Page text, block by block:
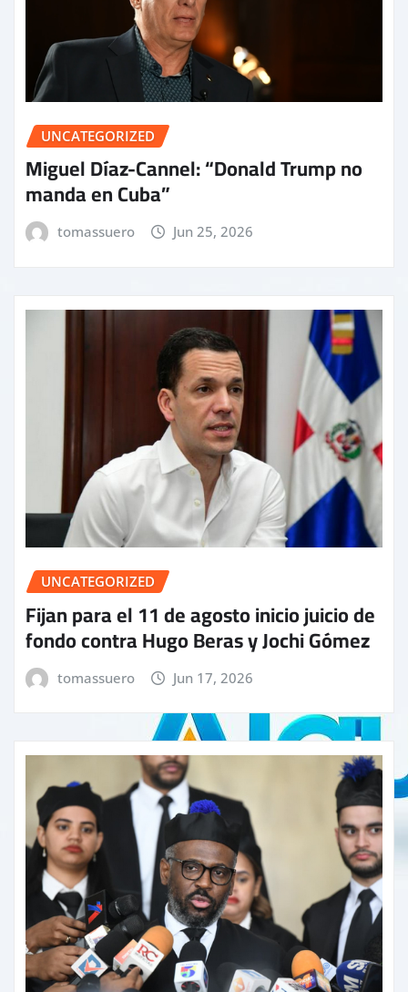
UNCATEGORIZED
Miguel Díaz-Cannel: “Donald Trump no
manda en Cuba”
tomassuero Jun 25, 2026
UNCATEGORIZED
Fijan para el 11 de agosto inicio juicio de
fondo contra Hugo Beras y Jochi Gómez
tomassuero Jun 17, 2026